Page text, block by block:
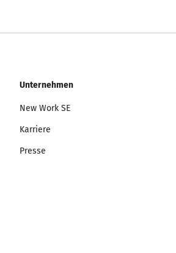
Unternehmen
New Work SE
Karriere
Presse